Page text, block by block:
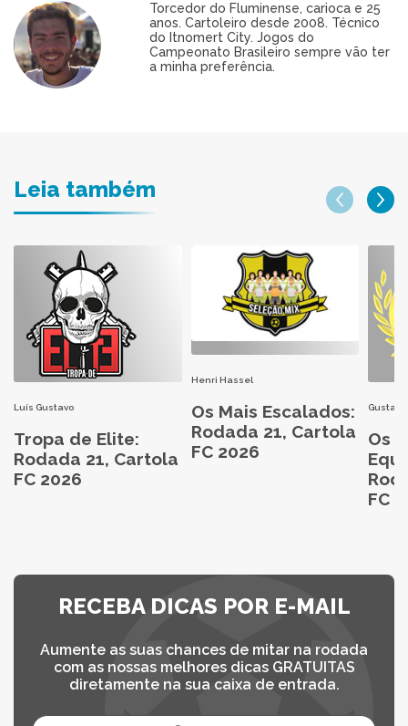
Torcedor do Fluminense, carioca e 25
anos. Cartoleiro desde 2008. Técnico
do Itnomert City. Jogos do
Campeonato Brasileiro sempre vão ter
a minha preferência.
Leia também
Luís Gustavo
Tropa de Elite:
Rodada 21, Cartola
FC 2026
Henri Hassel
Os Mais Escalados:
Rodada 21, Cartola
FC 2026
Gustavo
Os
FC
RECEBA DICAS POR E-MAIL
Aumente as suas chances de mitar na rodada
com as nossas melhores dicas GRATUITAS
diretamente na sua caixa de entrada.